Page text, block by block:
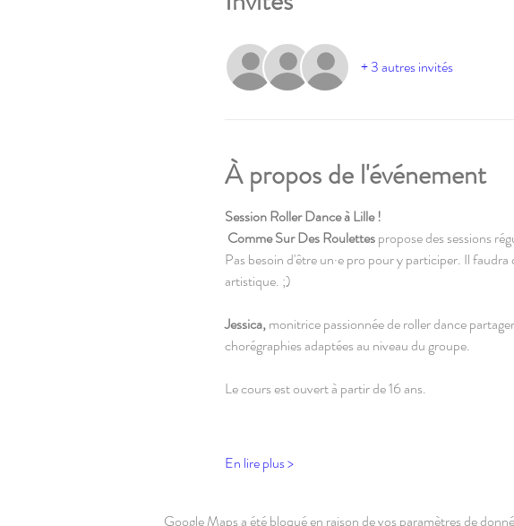
+ 3 autres invités
À propos de l'événement
Session Roller Dance à Lille !
Comme Sur Des Roulettes propose des sessions
Pas besoin d'être un·e pro pour y participer. Il
artistique. ;)
Jessica, monitrice passionnée de roller dance
chorégraphies adaptées au niveau du groupe.
Le cours est ouvert à partir de 16 ans.
En lire plus >
Google Maps a été bloqué en raison de vos paramètres de